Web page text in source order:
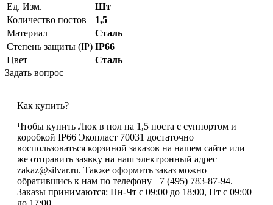
Ед. Изм.
Шт
Количество постов
1,5
Материал
Cталь
Степень защиты (IP) IP66
Цвет
Сталь
Задать вопрос
Как купить?
Чтобы купить Люк в пол на 1,5 поста с суппортом и
коробкой IP66 Экопласт 70031 достаточно
воспользоваться корзиной заказов на нашем сайте или
же отправить заявку на наш электронный адрес
zakaz@silvar.ru. Также оформить заказ можно
обратившись к нам по телефону +7 (495) 783-87-94.
Заказы принимаются: Пн-Чт с 09:00 до 18:00, Пт с 09:00
до 17:00.